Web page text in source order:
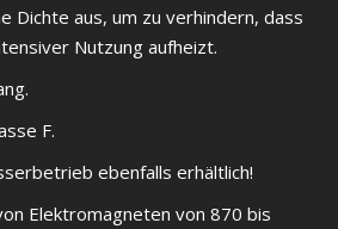
Dichte aus, um zu verhindern, dass
Nutzung aufheizt.
F.
ebenfalls erhältlich!
Elektromagneten von 870 bis